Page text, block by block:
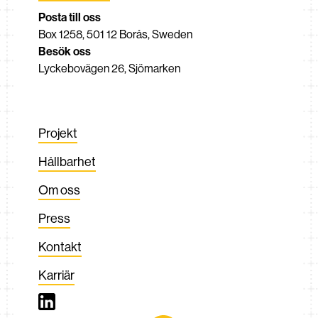
Posta till oss
Box 1258, 501 12 Borås, Sweden
Besök oss
Lyckebovägen 26, Sjömarken
Projekt
Hållbarhet
Om oss
Press
Kontakt
Karriär